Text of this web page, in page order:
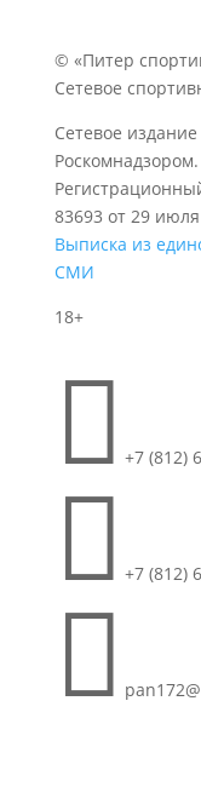
© «Питер
Сетевое
Сетевое
Роскомнадзором.
83693 от 29 июля
Выписка из
СМИ
18+
 +7 (812)
 +7 (812)
